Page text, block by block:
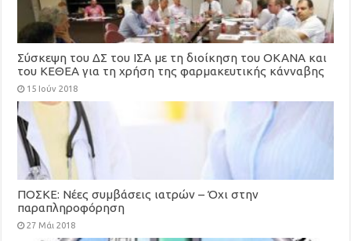
Σύσκεψη του ΔΣ του ΙΣΑ με τη διοίκηση του ΟΚΑΝΑ και
του ΚΕΘΕΑ για τη χρήση της φαρμακευτικής κάνναβης
και την ανεξέλικτη διακίνηση ναρκωτικών στους
15 Ιούν 2018
ΠΟΣΚΕ: Νέες συμβάσεις ιατρών – Όχι στην
παραπληροφόρηση
27 Μάι 2018